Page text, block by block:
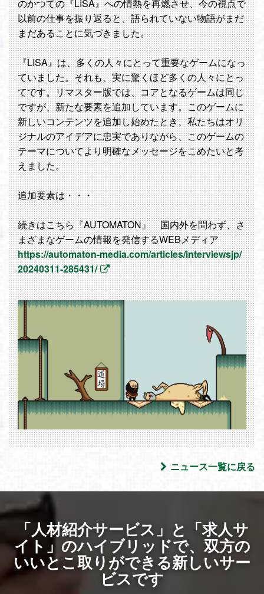
のかつての『LISA』への情熱を再燃させ、今の視点で
以前の仕事を振り返ると、語られていない物語がまだ
まだあることに気づきました。
『LISA』は、多くの人々にとって重要なゲームになっ
ていました。それも、実に驚くほど多くの人々にとっ
てです。リマスター版では、コアとなるゲームは同じ
ですが、新たな要素を追加しています。このゲームに
新しいコンテンツを追加し始めたとき、私たちはオリ
ジナルのアイデアに忠実でありながら、このゲームの
テーマについてより明確なメッセージをこめたいと考
えました。
追加要素は・・・
続きはこちら『AUTOMATON』 国内外を問わず、さ
まざまなゲームの情報を発信するWEBメディア
https://automaton-media.com/articles/interviewsjp/
20240311-285431/
ニュース一覧に戻る
「人材紹介サービス」と「求人サ
イト」のハイブリッドで、双方の
いいとこ取りができる新しいサー
ビスです